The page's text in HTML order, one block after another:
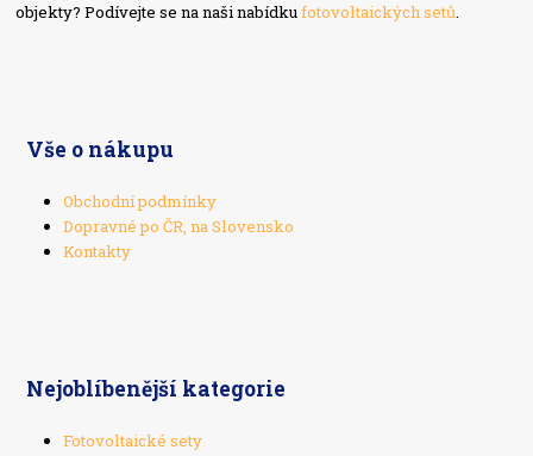
objekty? Podívejte se na naši nabídkufotovoltaických setů.
Vše o nákupu
Obchodní podmínky
Dopravné po ČR, na Slovensko
Kontakty
Nejoblíbenější kategorie
Fotovoltaické sety